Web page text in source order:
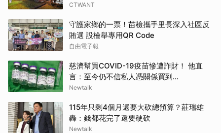
CTWANT
守護家鄉的一票！苗檢攜手里長深入社區反
賄選 設檢舉專用QR Code
自由電子報
慈濟幫買COVID-19疫苗慘遭詐財！ 他直
言：至今仍不信私人憑關係買到...
Newtalk
115年只剩4個月還要大砍總預算？莊瑞雄
轟：錢都花完了還要硬砍
Newtalk